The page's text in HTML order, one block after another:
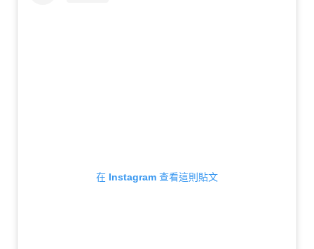
在 Instagram 查看這則貼文